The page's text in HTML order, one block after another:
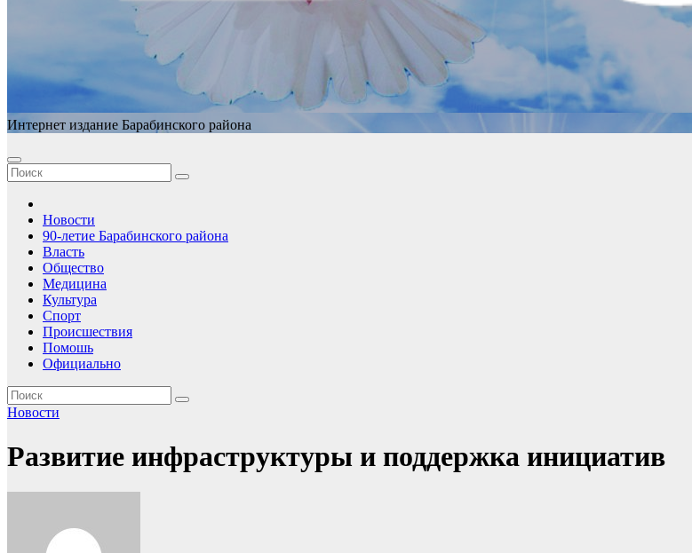
Интернет издание Барабинского района
Новости
90-летие Барабинского района
Власть
Общество
Медицина
Культура
Спорт
Происшествия
Помошь
Официально
Новости
Развитие инфраструктуры и поддержка инициатив